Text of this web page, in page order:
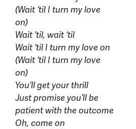
(Wait ‘til I turn my love
on)
Wait ‘til, wait ‘til
Wait ‘til I turn my love on
(Wait ‘til I turn my love
on)
You’ll get your thrill
Just promise you’ll be
patient with the outcome
Oh, come on